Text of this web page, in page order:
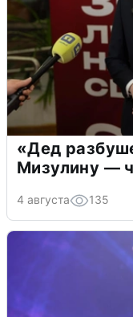
«Дед
Мизулину —
4 августа 135